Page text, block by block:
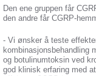
Den ene gruppen får
den andre får CGRP-
- Vi ønsker å teste
kombinasjonsbehandling
og botulinumtoksin ved
god klinisk erfaring med